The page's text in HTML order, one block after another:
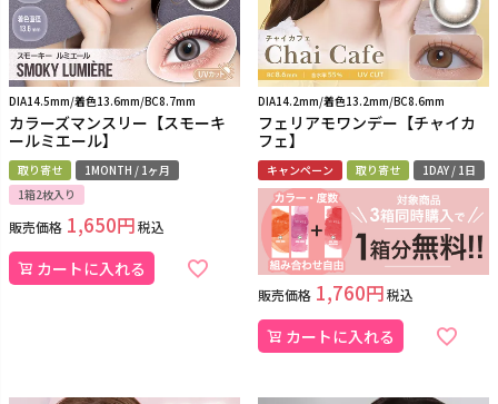
DIA14.5mm/着色13.6mm/BC8.7mm
カラーズマンスリー【スモーキ
ールミエール】
取り寄せ
1MONTH / 1ヶ月
1箱2枚入り
販売価格 1,650 税込
カートに入れる
DIA14.2mm/着色13.2mm/BC8.6mm
フェリアモワンデー【チャイカ
フェ】
キャンペーン 取り寄せ 1DAY / 1日
販売価格 1,760 税込
カートに入れる